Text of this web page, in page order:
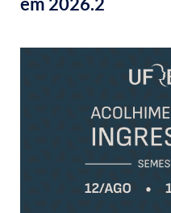
em 2026.2